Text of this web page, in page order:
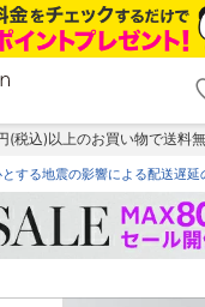
(税込)以上のお買い物で送料無
する地震の影響による配送遅延